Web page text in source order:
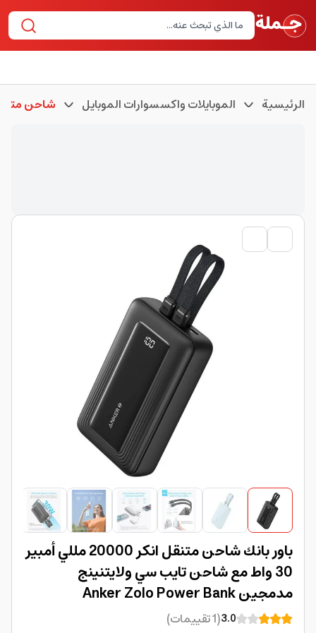
الرئيسية الموبايلات واكسسوارات الموبايل شاحن
باور بانك شاحن متنقل انكر 20000​ مللي أمبير
30 واط مع شاحن تايب سي ولايتنينج
مدمجين Anker Zolo Power Bank
3.0
(
1تقييمات)